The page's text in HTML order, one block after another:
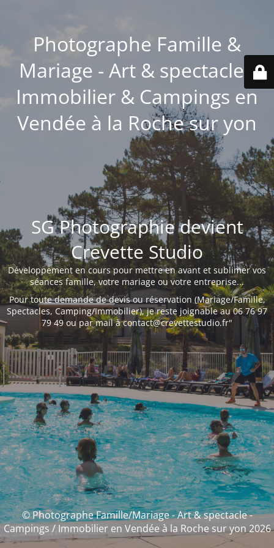
Photographe Famille &
Mariage - Art & spectacle -
Immobilier & Campings en
Vendée à la Roche sur yon
SG Photographie devient
Crevette Studio
Développement en cours pour mettre en avant et sublimer vos
séances famille, votre mariage ou votre entreprise...
Pour toute demande de devis ou réservation (Mariage/Famille,
Spectacles, Camping/Immobilier), je reste joignable au 06 76 97
79 49 ou par mail à contact@crevettestudio.fr"
© Photographe Famille/Mariage - Art & spectacle -
Campings / Immobilier en Vendée à la Roche sur yon 2026